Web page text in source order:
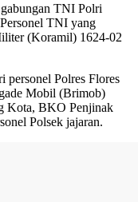
TNI Polri
TNI yang
(Koramil) 1624-02
personel Polres Flores
Mobil (Brimob)
Kota, BKO Penjinak
Polsek jajaran.